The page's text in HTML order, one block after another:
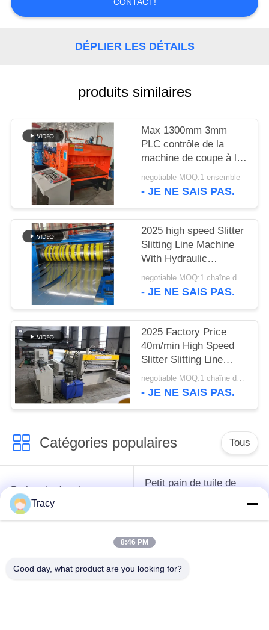
DU
CONFIDENTIALITÉ
CONTACT!
DÉPLIER LES DÉTAILS
produits similaires
Max 1300mm 3mm
PLC contrôle de la
machine de coupe à la
longueur
negotiable MOQ:1 ensemble
- JE NE SAIS PAS.
2025 high speed Slitter
Slitting Line Machine
With Hydraulic
Uncoiler And Recoilernegotiable MOQ:1 chaîne de production réglée
- JE NE SAIS PAS.
2025 Factory Price
40m/min High Speed
Slitter Slitting Line
Machine With
Hydraulic Uncoiler And
negotiable MOQ:1 chaîne de production réglée
- JE NE SAIS PAS.
Catégories populaires Tous
Petit pain de toit
formant la machine
Petit pain de tuile de
de descente
Machine de formage
à volets
Tracy
8:46 PM
Good day, what product are you looking for?